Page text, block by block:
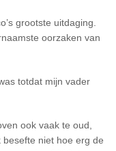
grootste uitdaging.
oorzaken van
totdat mijn vader
ook vaak te oud,
niet hoe erg de